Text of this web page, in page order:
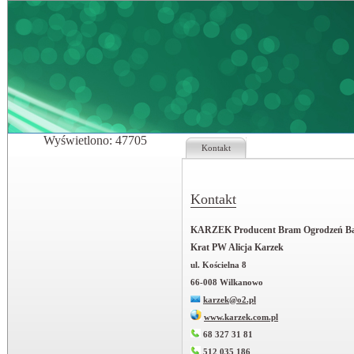
Wyświetlono: 47705
Kontakt
Kontakt
KARZEK Producent Bram Ogrodzeń
Krat PW Alicja Karzek
ul. Kościelna 8
66-008 Wilkanowo
karzek@o2.pl
www.karzek.com.pl
68 327 31 81
512 035 186